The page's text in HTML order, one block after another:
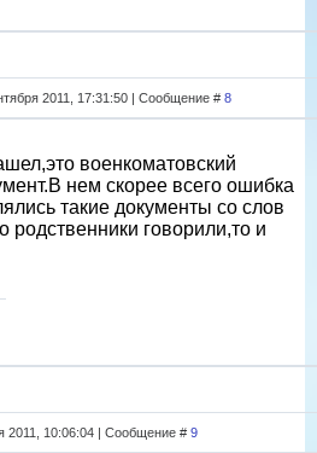
2011, 17:31:50 | Сообщение # 8
военкоматовский
нем скорее всего ошибка
такие документы со слов
родственники говорили,то и
2011, 10:06:04 | Сообщение # 9